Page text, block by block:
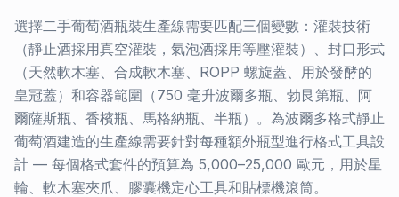
選擇二手葡萄酒瓶裝生產線需要匹配三個變數：灌裝技術
（靜止酒採用真空灌裝，氣泡酒採用等壓灌裝）、封口形式
（天然軟木塞、合成軟木塞、ROPP 螺旋蓋、用於發酵的
皇冠蓋）和容器範圍（750 毫升波爾多瓶、勃艮第瓶、阿
爾薩斯瓶、香檳瓶、馬格納瓶、半瓶）。為波爾多格式靜止
葡萄酒建造的生產線需要針對每種額外瓶型進行格式工具設
計 — 每個格式套件的預算為 5,000–25,000 歐元，用於星
輪、軟木塞夾爪、膠囊機定心工具和貼標機滾筒。